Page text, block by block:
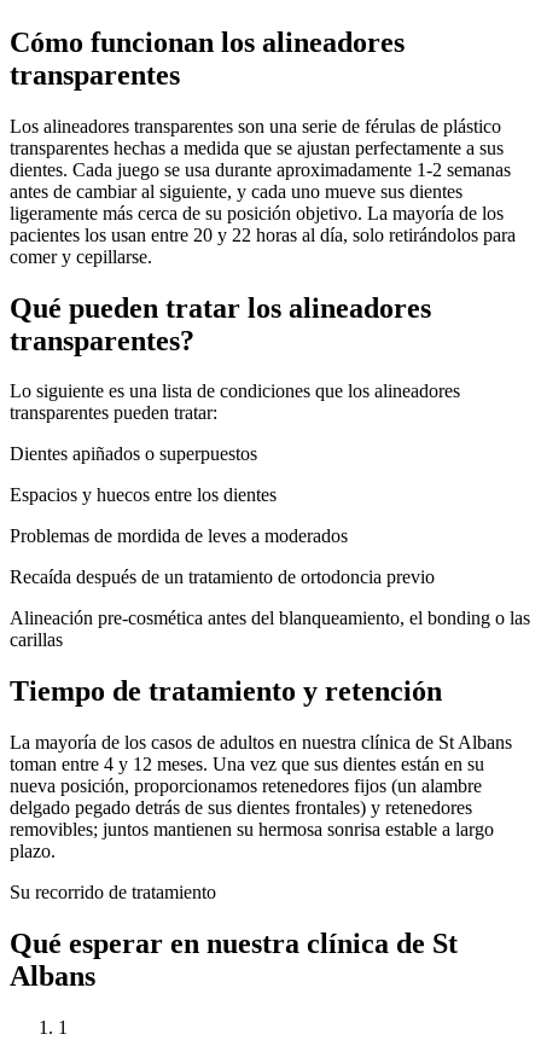
Cómo funcionan los alineadores
transparentes
Los alineadores transparentes son una serie de férulas de plástico
transparentes hechas a medida que se ajustan perfectamente a sus
dientes. Cada juego se usa durante aproximadamente 1-2 semanas
antes de cambiar al siguiente, y cada uno mueve sus dientes
ligeramente más cerca de su posición objetivo. La mayoría de los
pacientes los usan entre 20 y 22 horas al día, solo retirándolos para
comer y cepillarse.
Qué pueden tratar los alineadores
transparentes?
Lo siguiente es una lista de condiciones que los alineadores
transparentes pueden tratar:
Dientes apiñados o superpuestos
Espacios y huecos entre los dientes
Problemas de mordida de leves a moderados
Recaída después de un tratamiento de ortodoncia previo
Alineación pre-cosmética antes del blanqueamiento, el bonding o las
carillas
Tiempo de tratamiento y retención
La mayoría de los casos de adultos en nuestra clínica de St Albans
toman entre 4 y 12 meses. Una vez que sus dientes están en su
nueva posición, proporcionamos retenedores fijos (un alambre
delgado pegado detrás de sus dientes frontales) y retenedores
removibles; juntos mantienen su hermosa sonrisa estable a largo
plazo.
Su recorrido de tratamiento
Qué esperar en nuestra clínica de St
Albans
1